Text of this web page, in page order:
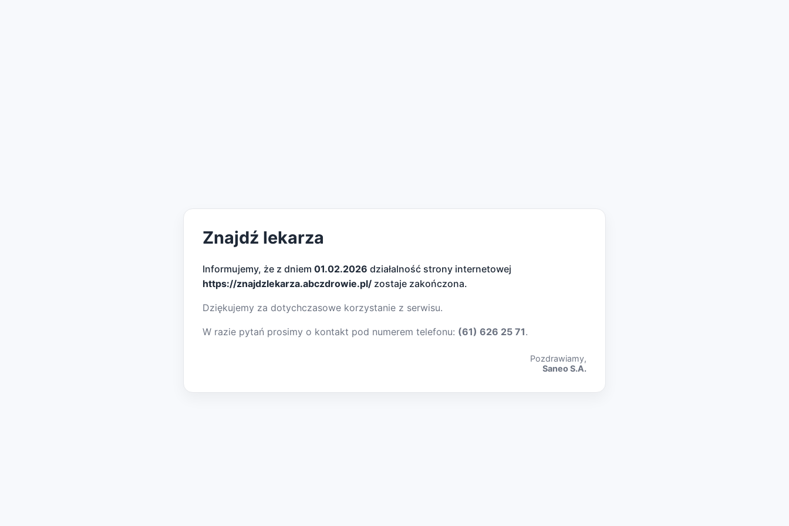
Znajdź lekarza
Informujemy, że z dniem 01.02.2026 działalność strony internetowej
https://znajdzlekarza.abczdrowie.pl/ zostaje zakończona.
Dziękujemy za dotychczasowe korzystanie z serwisu.
W razie pytań prosimy o kontakt pod numerem telefonu: (61) 626 25 71.
Pozdrawiamy,
Saneo S.A.